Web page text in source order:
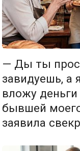
— Ды ты
завидуешь, а
вложу
бывшей
заявила